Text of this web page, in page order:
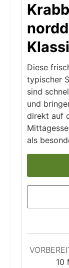
Diese
typischer
sind
und
direkt auf
als
10